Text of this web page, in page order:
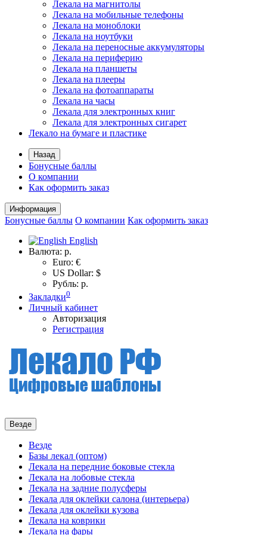
Лекала на магнитолы
Лекала на мобильные телефоны
Лекала на моноблоки
Лекала на ноутбуки
Лекала на переносные аккумуляторы
Лекала на периферию
Лекала на планшеты
Лекала на плееры
Лекала на фотоаппараты
Лекала на часы
Лекала для электронных книг
Лекала для электронных сигарет
Лекало на бумаге и пластике
Назад
Бонусные баллы
О компании
Как оформить заказ
Информация
Бонусные баллы О компании Как оформить заказ
English
Валюта: р.
Euro: €
US Dollar: $
Рубль: р.
Закладки0
Личный кабинет
Авторизация
Регистрация
Везде
Везде
Базы лекал (оптом)
Лекала на передние боковые стекла
Лекала на лобовые стекла
Лекала на задние полусферы
Лекала для оклейки салона (интерьера)
Лекала для оклейки кузова
Лекала на коврики
Лекала на фары